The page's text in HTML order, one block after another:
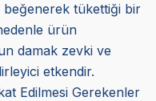
beğenerek tükettiği bir
ürün
damak zevki ve
etkendir.
Edilmesi Gerekenler